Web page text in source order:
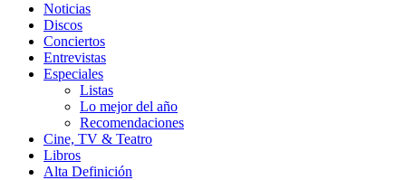
Noticias
Discos
Conciertos
Entrevistas
Especiales
Listas
Lo mejor del año
Recomendaciones
Cine, TV & Teatro
Libros
Alta Definición